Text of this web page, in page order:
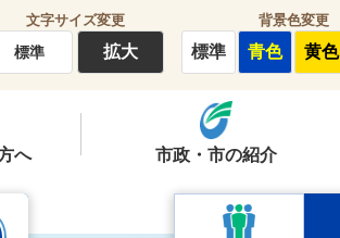
文字サイズ変更
標準 拡大
背景色変更
標準 青色 黄色
へ 市政・市の紹介